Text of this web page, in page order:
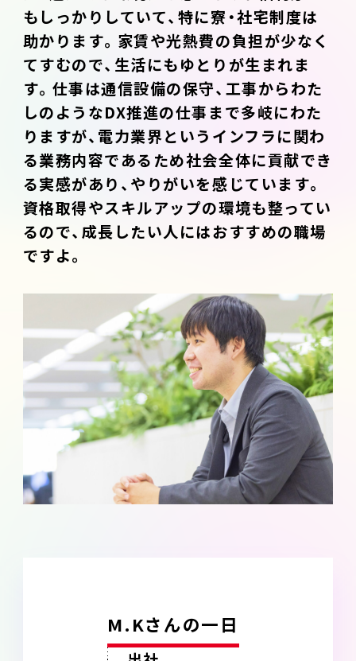
もしっかりしていて、特に寮・社宅制度は
助かります。家賃や光熱費の負担が少なく
てすむので、生活にもゆとりが生まれま
す。仕事は通信設備の保守、工事からわた
しのようなDX推進の仕事まで多岐にわた
りますが、電力業界というインフラに関わ
る業務内容であるため社会全体に貢献でき
る実感があり、やりがいを感じています。
資格取得やスキルアップの環境も整ってい
るので、成長したい人にはおすすめの職場
ですよ。
M.Kさんの一日